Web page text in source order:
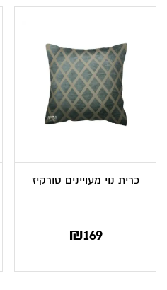
כרית נוי מעויינים טורקיז
₪169